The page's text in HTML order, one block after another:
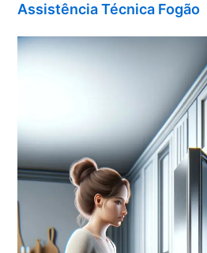
Assistência Técnica Fogão